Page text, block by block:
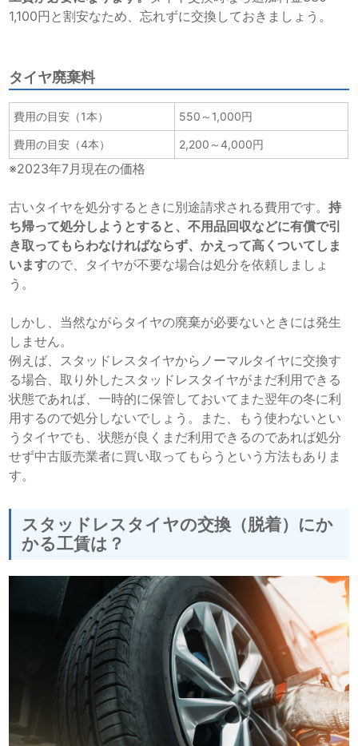
1,100円と割安なため、忘れずに交換しておきましょう。
タイヤ廃棄料
費用の目安（1本） 550～1,000円
費用の目安（4本） 2,200～4,000円
※2023年7月現在の価格
古いタイヤを処分するときに別途請求される費用です。持
ち帰って処分しようとすると、不用品回収などに有償で引
き取ってもらわなければならず、かえって高くついてしま
いますので、タイヤが不要な場合は処分を依頼しましょ
う。
しかし、当然ながらタイヤの廃棄が必要ないときには発生
しません。
例えば、スタッドレスタイヤからノーマルタイヤに交換す
る場合、取り外したスタッドレスタイヤがまだ利用できる
状態であれば、一時的に保管しておいてまた翌年の冬に利
用するので処分しないでしょう。また、もう使わないとい
うタイヤでも、状態が良くまだ利用できるのであれば処分
せず中古販売業者に買い取ってもらうという方法もありま
す。
スタッドレスタイヤの交換（脱着）にか
かる工賃は？